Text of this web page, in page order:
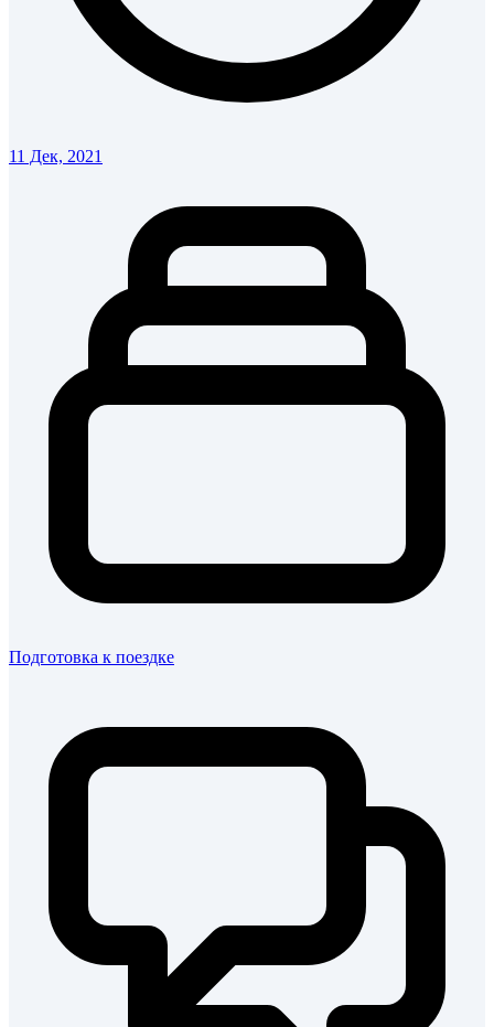
11 Дек, 2021
Подготовка к поездке